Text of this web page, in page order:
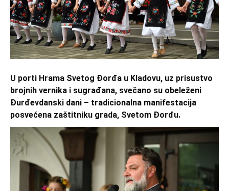
U porti Hrama Svetog Đorđa u Kladovu, uz prisustvo
brojnih vernika i sugrađana, svečano su obeleženi
Đurđevdanski dani – tradicionalna manifestacija
posvećena zaštitniku grada, Svetom Đorđu.